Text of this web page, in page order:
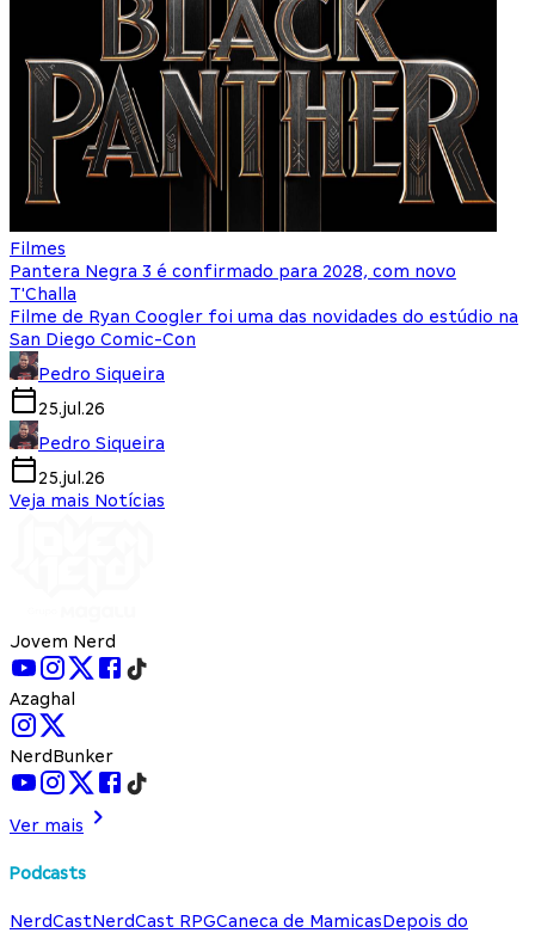
Filmes
Pantera Negra 3 é confirmado para 2028, com novo
T'Challa
Filme de Ryan Coogler foi uma das novidades do estúdio na
San Diego Comic-Con
Pedro Siqueira
25.jul.26
Pedro Siqueira
25.jul.26
Veja mais Notícias
Jovem Nerd
Azaghal
NerdBunker
Ver mais
Podcasts
NerdCastNerdCast RPGCaneca de MamicasDepois do